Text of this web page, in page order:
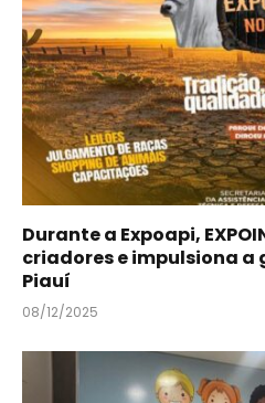
Durante a Expoapi,
criadores e impulsiona a
Piauí
08/12/2025